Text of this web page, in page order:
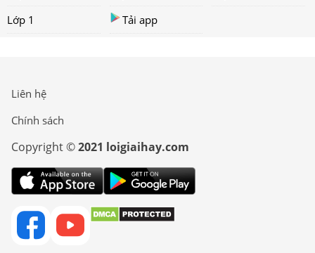
Lớp 1
Tải app
Liên hệ
Chính sách
Copyright ©2021 loigiaihay.com